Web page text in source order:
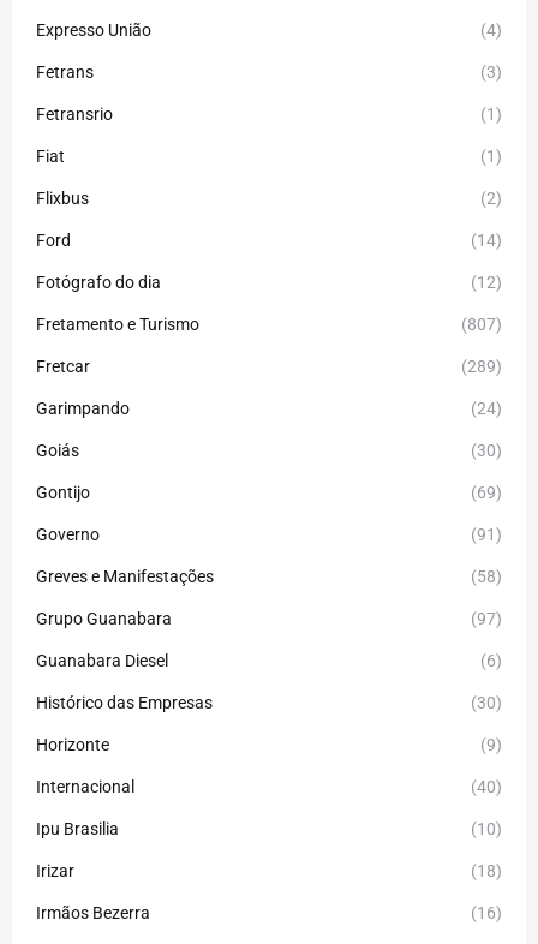
Expresso União (4)
Fetrans (3)
Fetransrio (1)
Fiat (1)
Flixbus (2)
Ford (14)
Fotógrafo do dia (12)
Fretamento e Turismo (807)
Fretcar (289)
Garimpando (24)
Goiás (30)
Gontijo (69)
Governo (91)
Greves e Manifestações (58)
Grupo Guanabara (97)
Guanabara Diesel (6)
Histórico das Empresas (30)
Horizonte (9)
Internacional (40)
Ipu Brasilia (10)
Irizar (18)
Irmãos Bezerra (16)